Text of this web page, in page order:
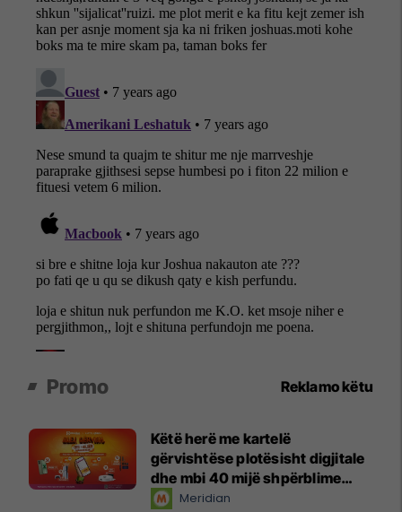
Promo Reklamo këtu
Këtë herë me kartelë
gërvishtëse plotësisht digjitale
dhe mbi 40 mijë shpërblime
instant!Meridian